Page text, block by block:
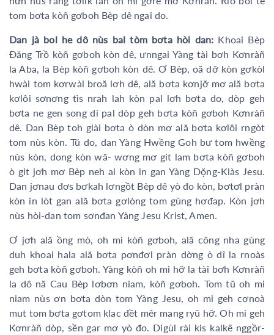
tom bơta kòñ gơboh Bèp dê ngai do.
Dan jà bol he dô nùs bal tòm bơta hòi dan: Khoai Bèp
Đăng Trồ kòñ gơboh kòn dê, ưnngai Yàng tài bơh Kơnràñ
la Aba, la Bèp kòñ gơboh kòn dê. Ơ Bèp, oă dơ̆ kòn gơkòl
hwài tom kơrwàl broă lơh dê, ală bơta kơnjơ̆ mơ ală bơta
kơlôi sơnơng tìs nrah lah kòn pal lơh bơta do, dòp geh
bơta ne gen song di pal dòp geh bơta kòñ gơboh Kơnràñ
dê. Dan Bèp toh glài bơta ò dòn mơ ală bơta kơlôi rngòt
tom nùs kòn. Tŭ do, dan Yàng Hwềng Goh bư tom hwềng
nùs kòn, dong kòn wă- wơng mơ git lam bơta kòñ gơboh
ò git jơh mơ Bèp neh ai kòn in gan Yàng Dọ̆ng-Klàs Jesu.
Dan jơnau đơs bơkah lơngồt Bèp dê yò đo kòn, bơtơl pràn
kòn in lòt gan ală bơta gơlòng tom gùng hơđap. Kòn jơh
nùs hòi-dan tom sơnđan Yàng Jesu Krist, Amen.
Ơ jơh ală ồng mò, oh mi kòñ gơboh, ală công nha gùng
duh khoai hala ală bơta pơnđơl pràn dờng ò dî la rnoàs
geh bơta kòñ gơboh. Yàng kòñ oh mi hơ̆ la tài bơh Kơnràñ
la dô nă Cau Bèp lơbơn niam, kòñ gơboh. Tom tŭ oh mi
niam nùs ơn bơta dòn tom Yàng Jesu, oh mi geh cơnoà
mut tom bơta gơtom klac đềt mêr mang ryŭ hơ̆. Oh mi geh
Kơnràñ dòp, sền gar mơ yò đo. Digùl rài kis kalkê nggồr-